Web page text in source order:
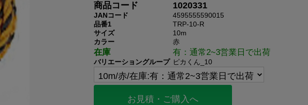
商品コード 1020331
JANコード
4595555590015
品番1
TRP-10-R
サイズ
10m
カラー
赤
在庫 有：通常2~3営業日で出荷
バリエーショングループ ピカくん_10
お見積・ご購入へ